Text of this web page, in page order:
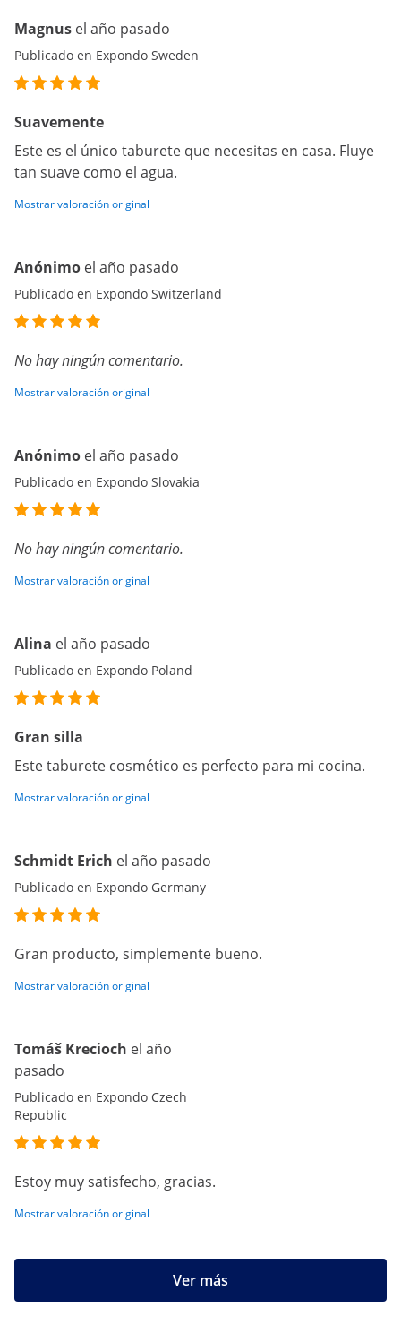
Magnus el año pasado
Publicado en Expondo Sweden
Suavemente
Este es el único taburete que necesitas en casa. Fluye
tan suave como el agua.
Mostrar valoración original
Anónimo el año pasado
Publicado en Expondo Switzerland
No hay ningún comentario.
Mostrar valoración original
Anónimo el año pasado
Publicado en Expondo Slovakia
No hay ningún comentario.
Mostrar valoración original
Alina el año pasado
Publicado en Expondo Poland
Gran silla
Este taburete cosmético es perfecto para mi cocina.
Mostrar valoración original
Schmidt Erich el año pasado
Publicado en Expondo Germany
Gran producto, simplemente bueno.
Mostrar valoración original
Tomáš Krecioch el año
pasado
Publicado en Expondo Czech
Republic
Estoy muy satisfecho, gracias.
Mostrar valoración original
Ver más